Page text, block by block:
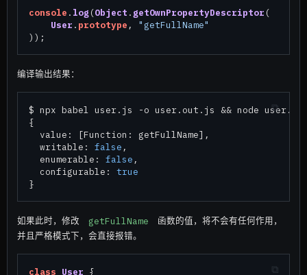
console . log(Object . getOwnPropertyDescriptor (
User . prototype , "getFullName"
编译输出结果：
$ npx babel user.js -o user.out.js && node
{
  value: [Function: getFullName],
  writable:
false ,
  enumerable:
false ,
  configurable:
true
如果此时，修改 getFullName
函数的值，将不会有任何作用，
并且严格模式下，会直接报错。
class User {